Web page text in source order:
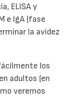
ELISA y
e IgA (fase
la avidez
los
adultos (en
veremos